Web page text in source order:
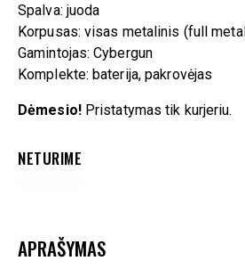
Spalva: juoda
Korpusas: visas metalinis (full
Gamintojas: Cybergun
Komplekte: baterija, pakrovėjas
Dėmesio!Pristatymas tik kurjeriu.
NETURIME
APRAŠYMAS